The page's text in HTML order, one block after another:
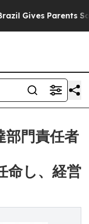
Parents Social
部門責任者
し、経営